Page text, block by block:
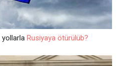
yollarla Rusiyaya ötürülüb?